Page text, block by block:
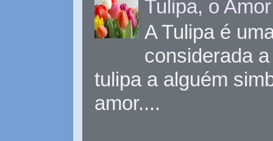
Tulipa, o
A Tulipa é
considerada
tulipa a alguém
amor....